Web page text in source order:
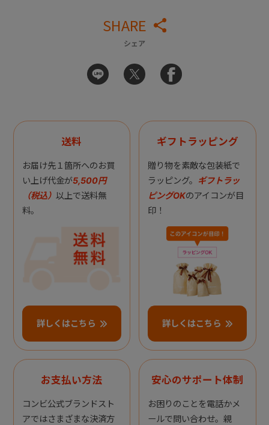
SHARE
シェア
送料
お届け先１箇所へのお買
い上げ代金が5,500円
（税込） 以上で送料無
料。
詳しくはこちら
ギフトラッピング
贈り物を素敵な包装紙で
ラッピング。 ギフトラッ
ピングOKのアイコンが目
印！
詳しくはこちら
お支払い方法
コンビ公式ブランドスト
アではさまざまな決済方
安心のサポート体制
お困りのことを電話かメ
ールで問い合わせ。親